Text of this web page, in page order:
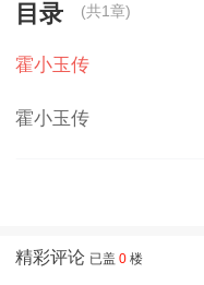
目录 (共1章)
霍小玉传
霍小玉传